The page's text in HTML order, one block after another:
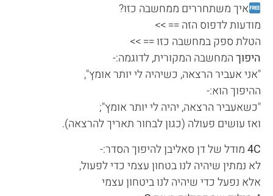
איך משתחררים ממחשבה כזו?
מודעות לדפוס הזה == >>
הטלת ספק במחשבה כזו == >>
היפוךהמחשבה המקורית, לדוגמה:-
"אני אעביר הרצאה, כשיהיה לי יותר אומץ",
ההיפוך הוא:-
"כשאעביר הרצאה, יהיה לי יותר אומץ";
ואז עושים פעולה (כגון לבחור תאריך להרצאה).
4Cמודל של דן סאליבן להיפוך הסדר:-
לא נמתין שיהיה לנו בטחון עצמי כדי לפעול,
אלא נפעל כדי שיהיה לנו ביטחון עצמי